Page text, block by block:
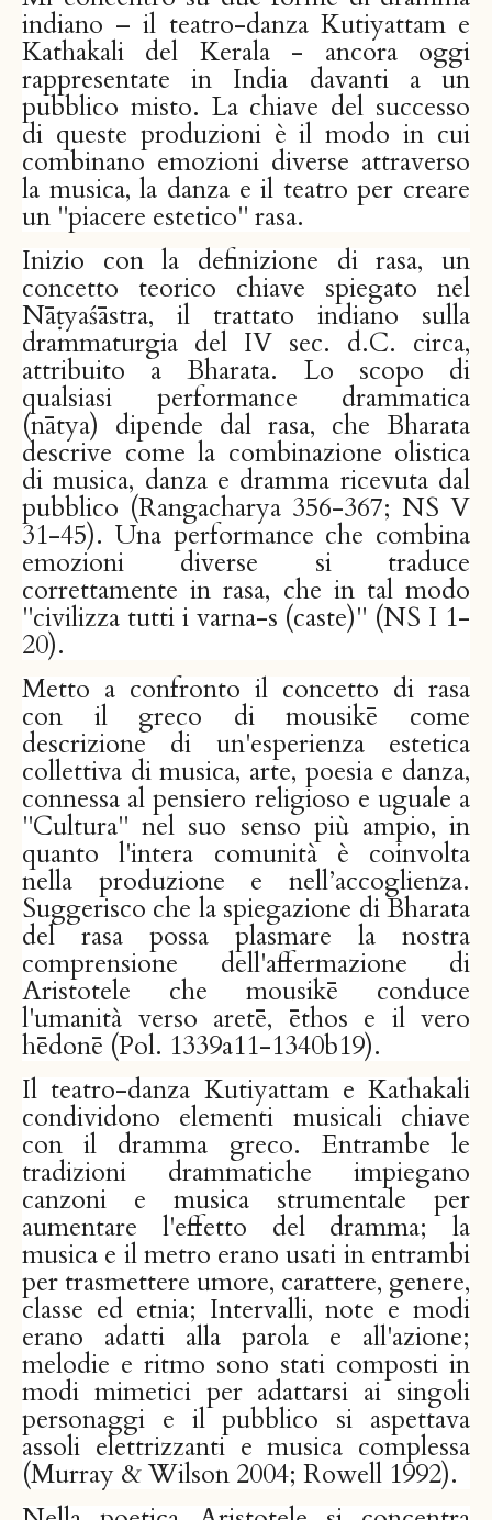
indiano – il teatro-danza Kutiyattam e
Kathakali del Kerala - ancora oggi
rappresentate in India davanti a un
pubblico misto. La chiave del successo
di queste produzioni è il modo in cui
combinano emozioni diverse attraverso
la musica, la danza e il teatro per creare
un "piacere estetico" rasa.
Inizio con la definizione di rasa, un
concetto teorico chiave spiegato nel
Nāṭyaśāstra, il trattato indiano sulla
drammaturgia del IV sec. d.C. circa,
attribuito a Bharata. Lo scopo di
qualsiasi performance drammatica
(nātya) dipende dal rasa, che Bharata
descrive come la combinazione olistica
di musica, danza e dramma ricevuta dal
pubblico (Rangacharya 356-367; NS V
31-45). Una performance che combina
emozioni diverse si traduce
correttamente in rasa, che in tal modo
"civilizza tutti i varna-s (caste)" (NS I 1-
20).
Metto a confronto il concetto di rasa
con il greco di mousikē come
descrizione di un'esperienza estetica
collettiva di musica, arte, poesia e danza,
connessa al pensiero religioso e uguale a
"Cultura" nel suo senso più ampio, in
quanto l'intera comunità è coinvolta
nella produzione e nell’accoglienza.
Suggerisco che la spiegazione di Bharata
del rasa possa plasmare la nostra
comprensione dell'affermazione di
Aristotele che mousikē conduce
l'umanità verso aretē, ēthos e il vero
hēdonē (Pol. 1339a11-1340b19).
Il teatro-danza Kutiyattam e Kathakali
condividono elementi musicali chiave
con il dramma greco. Entrambe le
tradizioni drammatiche impiegano
canzoni e musica strumentale per
aumentare l'effetto del dramma; la
musica e il metro erano usati in entrambi
per trasmettere umore, carattere, genere,
classe ed etnia; Intervalli, note e modi
erano adatti alla parola e all'azione;
melodie e ritmo sono stati composti in
modi mimetici per adattarsi ai singoli
personaggi e il pubblico si aspettava
assoli elettrizzanti e musica complessa
(Murray & Wilson 2004; Rowell 1992).